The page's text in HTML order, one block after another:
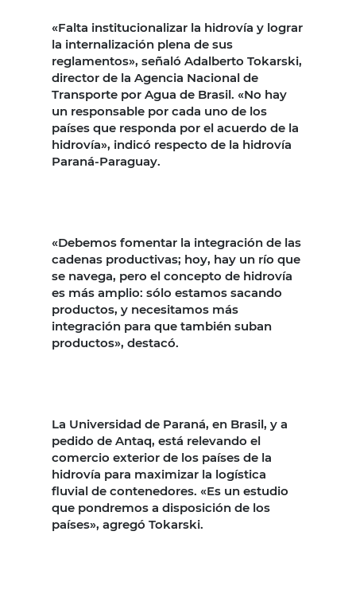
«Falta institucionalizar la hidrovía y lograr
la internalización plena de sus
reglamentos», señaló Adalberto Tokarski,
director de la Agencia Nacional de
Transporte por Agua de Brasil. «No hay
un responsable por cada uno de los
países que responda por el acuerdo de la
hidrovía», indicó respecto de la hidrovía
Paraná-Paraguay.
«Debemos fomentar la integración de las
cadenas productivas; hoy, hay un río que
se navega, pero el concepto de hidrovía
es más amplio: sólo estamos sacando
productos, y necesitamos más
integración para que también suban
productos», destacó.
La Universidad de Paraná, en Brasil, y a
pedido de Antaq, está relevando el
comercio exterior de los países de la
hidrovía para maximizar la logística
fluvial de contenedores. «Es un estudio
que pondremos a disposición de los
países», agregó Tokarski.